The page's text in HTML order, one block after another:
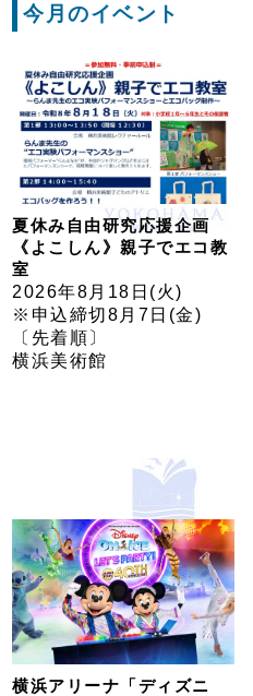
今月のイベント
夏休み自由研究応援企画
《よこしん》親子でエコ教
室
2026年8月18日(火)
※申込締切8月7日(金)
〔先着順〕
横浜美術館
横浜アリーナ「ディズニ